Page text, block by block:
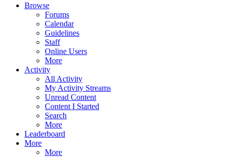
Browse
Forums
Calendar
Guidelines
Staff
Online Users
More
Activity
All Activity
My Activity Streams
Unread Content
Content I Started
Search
More
Leaderboard
More
More